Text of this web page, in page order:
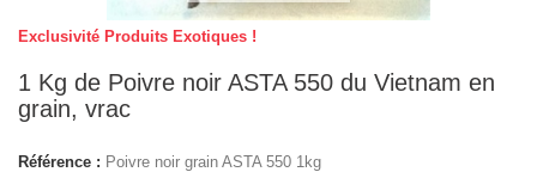
Exclusivité Produits Exotiques !
1 Kg de Poivre noir ASTA 550 du Vietnam en
grain, vrac
Référence : Poivre noir grain ASTA 550 1kg